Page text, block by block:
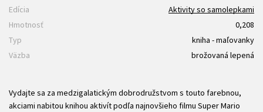
Edícia
Aktivity so samolepkami
Hmotnosť
0,208
Typ
kniha - maľovanky
Väzba
brožovaná lepená
Vydajte sa za medzigalatickým dobrodružstvom s touto farebnou,
akciami nabitou knihou aktivít podľa najnovšieho filmu Super Mario